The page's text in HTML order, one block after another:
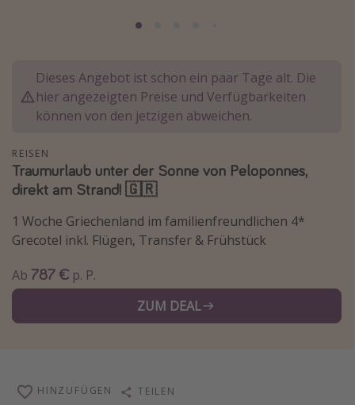
Krabi Urlaub
Tulum Urlaub
Japan Rundreise
Reisethemen
Alle Reisethemen
Wellnessurlaub
Disneyland Paris
Roadtrips
Strandurlaub
Dieses Angebot ist schon ein paar Tage alt. Die
hier angezeigten Preise und Verfügbarkeiten
können von den jetzigen abweichen.
REISEN
Traumurlaub unter der Sonne von Peloponnes,
direkt am Strand! 🇬🇷
1 Woche Griechenland im familienfreundlichen 4*
Grecotel inkl. Flügen, Transfer & Frühstück
Ab 787 € p. P.
ZUM DEAL
HINZUFÜGEN TEILEN